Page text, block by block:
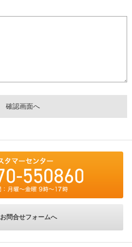
お問合せフォームへ